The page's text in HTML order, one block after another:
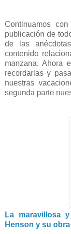
Continuamos
publicación de
de las
contenido
manzana. Ahora
recordarlas y
nuestras
segunda parte
La maravillosa
Henson y su obra